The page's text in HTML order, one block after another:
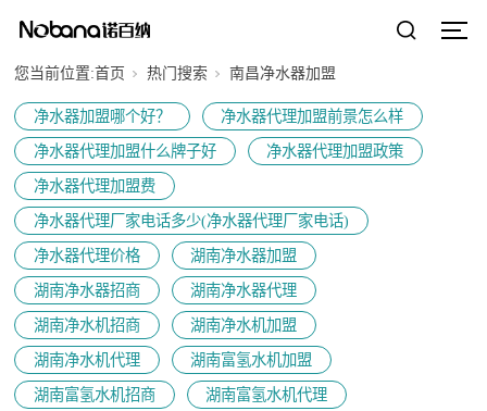
您当前位置:首页 热门搜索 南昌净水器加盟
净水器加盟哪个好？
净水器代理加盟前景怎么样
净水器代理加盟什么牌子好
净水器代理加盟政策
净水器代理加盟费
净水器代理厂家电话多少(净水器代理厂家电话)
净水器代理价格
湖南净水器加盟
湖南净水器招商
湖南净水器代理
湖南净水机招商
湖南净水机加盟
湖南净水机代理
湖南富氢水机加盟
湖南富氢水机招商
湖南富氢水机代理